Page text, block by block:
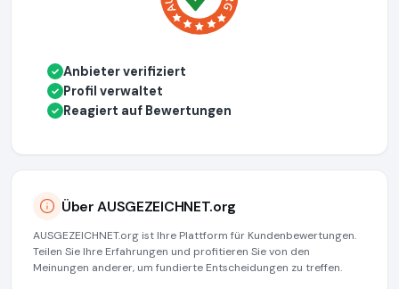
✓ Anbieter verifiziert
✓ Profil verwaltet
✓ Reagiert auf Bewertungen
Über AUSGEZEICHNET.org
AUSGEZEICHNET.org ist Ihre Plattform für Kundenbewertungen.
Teilen Sie Ihre Erfahrungen und profitieren Sie von den
Meinungen anderer, um fundierte Entscheidungen zu treffen.